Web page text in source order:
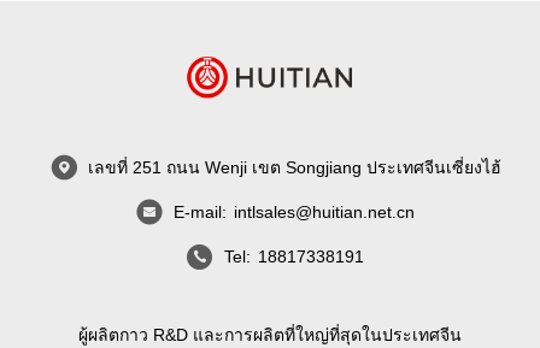
เลขที่ 251 ถนน Wenji เขต Songjiang ประเทศจีนเซี่ยงไฮ้
E-mail: intlsales@huitian.net.cn
Tel: 18817338191
ผู้ผลิตกาว R&D และการผลิตที่ใหญ่ที่สุดในประเทศจีน